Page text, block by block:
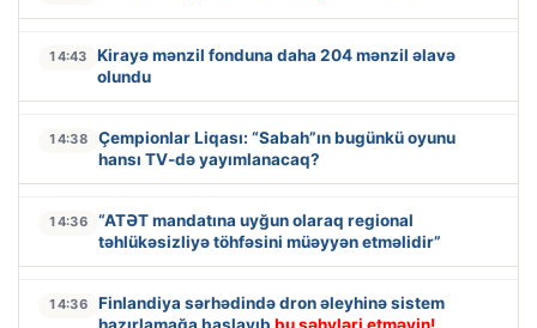
14:43
Kirayə mənzil fonduna daha 204 mənzil əlavə
olundu
14:38
Çempionlar Liqası: “Sabah”ın bugünkü oyunu
hansı TV-də yayımlanacaq?
14:36
“ATƏT mandatına uyğun olaraq regional
təhlükəsizliyə töhfəsini müəyyən etməlidir”
14:36
Finlandiya sərhədində dron əleyhinə sistem